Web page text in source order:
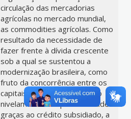
circulação das mercadorias
agrícolas no mercado mundial,
as commodities agrícolas. Como
resultado da necessidade de
fazer frente à dívida crescente
sob a qual se sustentou a
modernização brasileira, como
fruto da concorrência entre os
capitais e como resultado do
nivelamento das produtividades
graças ao crédito subsidiado, a